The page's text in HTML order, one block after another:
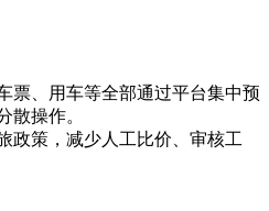
票、用车等全部通过平台集中预
散操作。
政策，减少人工比价、审核工